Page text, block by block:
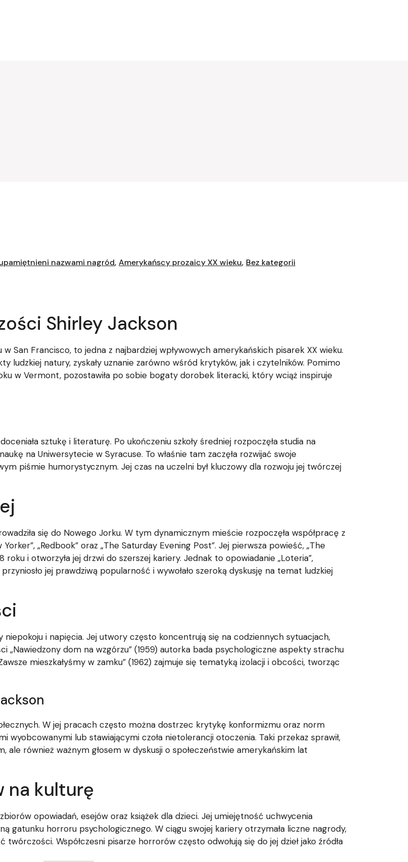
nazwami nagród Amerykańscy prozaicy XX wieku Bez kategorii
Shirley Jackson
w San Francisco, to jedna z najbardziej wpływowych amerykańskich pisarek XX wieku.
ludzkiej natury, zyskały uznanie zarówno wśród krytyków, jak i czytelników. Pomimo
w Vermont, pozostawiła po sobie bogaty dorobek literacki, który wciąż inspiruje
sztukę i literaturę. Po ukończeniu szkoły średniej rozpoczęła studia na
na Uniwersytecie w Syracuse. To właśnie tam zaczęła rozwijać swoje
piśmie humorystycznym. Jej czas na uczelni był kluczowy dla rozwoju jej twórczej
się do Nowego Jorku. W tym dynamicznym mieście rozpoczęła współpracę z
„Redbook” oraz „The Saturday Evening Post”. Jej pierwsza powieść, „The
roku i otworzyła jej drzwi do szerszej kariery. Jednak to opowiadanie „Loteria”,
jej prawdziwą popularność i wywołało szeroką dyskusję na temat ludzkiej
i napięcia. Jej utwory często koncentrują się na codziennych sytuacjach,
dom na wzgórzu” (1959) autorka bada psychologiczne aspekty strachu
mieszkałyśmy w zamku” (1962) zajmuje się tematyką izolacji i obcości, tworząc
W jej pracach często można dostrzec krytykę konformizmu oraz norm
wyobcowanymi lub stawiającymi czoła nietolerancji otoczenia. Taki przekaz sprawił,
również ważnym głosem w dyskusji o społeczeństwie amerykańskim lat
na kulturę
opowiadań, esejów oraz książek dla dzieci. Jej umiejętność uchwycenia
gatunku horroru psychologicznego. W ciągu swojej kariery otrzymała liczne nagrody,
Współczesni pisarze horrorów często odwołują się do jej dzieł jako źródła